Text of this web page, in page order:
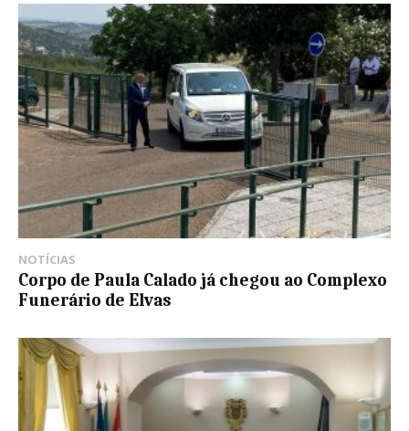
NOTÍCIAS
Corpo de Paula Calado já chegou ao Complexo
Funerário de Elvas